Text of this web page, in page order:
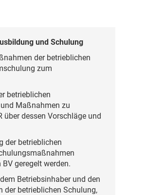
und Schulung
der betrieblichen
zum
betrieblichen
Maßnahmen zu
über dessen Vorschläge und
der betrieblichen
geregelt werden.
Betriebsinhaber und den
der betrieblichen Schulung,